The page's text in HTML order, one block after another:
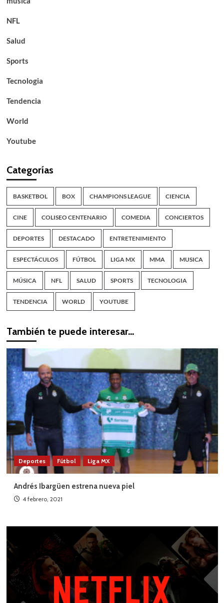
NFL
Salud
Sports
Tecnologia
Tendencia
World
Youtube
Categorías
BASKETBOL BOX CHAMPIONS LEAGUE CIENCIA
CINE COLISEO CENTENARIO COMEDIA CONCIERTOS
DEPORTES DESTACADO ENTRETENIMIENTO
ESPECTÁCULOS FÚTBOL LIGA MX MMA MUSICA
MÚSICA NFL SALUD SPORTS TECNOLOGIA
TENDENCIA WORLD YOUTUBE
También te puede interesar…
Deportes Fútbol Liga MX
Andrés Ibargüen estrena nueva piel
4 febrero, 2021